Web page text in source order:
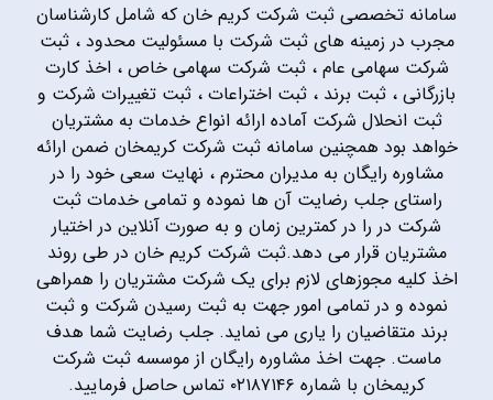
سامانه تخصصی ثبت شرکت کریم خان که شامل کارشناسان
مجرب در زمینه های ثبت شرکت با مسئولیت محدود ، ثبت
شرکت سهامی عام ، ثبت شرکت سهامی خاص ، اخذ کارت
بازرگانی ، ثبت برند ، ثبت اختراعات ، ثبت تغییرات شرکت و
ثبت انحلال شرکت آماده ارائه انواع خدمات به مشتریان
خواهد بود همچنین سامانه ثبت شرکت کریمخان ضمن ارائه
مشاوره رایگان به مدیران محترم ، نهایت سعی خود را در
راستای جلب رضایت آن ها نموده و تمامی خدمات ثبت
شرکت در را در کمترین زمان و به صورت آنلاین در اختیار
مشتریان قرار می دهد.ثبت شرکت کریم خان در طی روند
اخذ کلیه مجوزهای لازم برای یک شرکت مشتریان را همراهی
نموده و در تمامی امور جهت به ثبت رسیدن شرکت و ثبت
برند متقاضیان را یاری می نماید. جلب رضایت شما هدف
ماست. جهت اخذ مشاوره رایگان از موسسه ثبت شرکت
کریمخان با شماره ۰۲۱۸۷۱۴۶ تماس حاصل فرمایید.